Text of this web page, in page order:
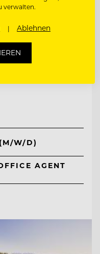
W/D)
AGENT
verwalten.
Ablehnen